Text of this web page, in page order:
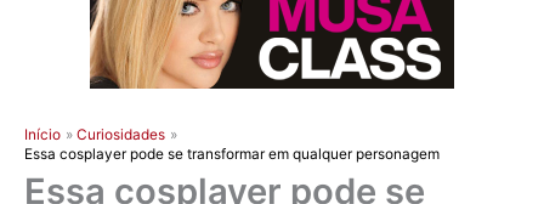
Início
Curiosidades
Essa cosplayer pode se transformar em qualquer personagem
Essa cosplayer pode se